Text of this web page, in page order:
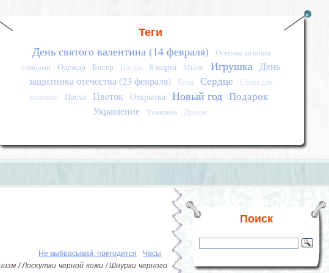
Теги
День святого валентина (14 февраля)
Основы вязания
спицами
Одежда Бисер Посуда 8 марта Мыло Игрушка День
защитника отечества (23 февраля)
Бусы Сердце
Схема для
вышивки
Пасха Цветок Открытка Новый год Подарок
Украшение Упаковка Дракон
Часы
Не выбрасывай, пригодится
/ Лоскутки черной кожи / Шнурки черного
Поиск